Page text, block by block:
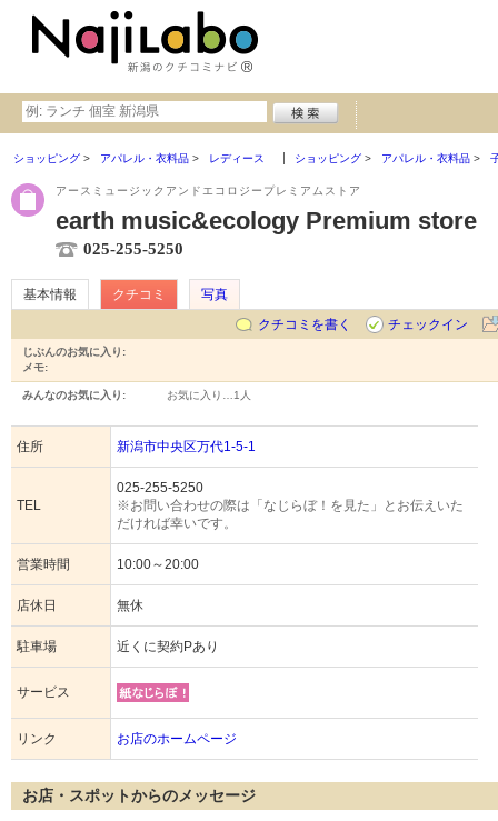
ショッピング アパレル・衣料品 レディース ショッピング アパレル・衣料品
アースミュージックアンドエコロジープレミアムストア
earth music&ecology Premium store
025-255-5250
基本情報 クチコミ
写真
クチコミを書く
チェックイン
じぶんのお気に入り:
メモ:
みんなのお気に入り: お気に入り… 1人
住所 新潟市中央区万代1-5-1
TEL
025-255-5250
※お問い合わせの際は「なじらぼ！を見た」とお伝えいた
だければ幸いです。
営業時間 10:00～20:00
店休日 無休
駐車場 近くに契約Pあり
サービス
リンク お店のホームページ
お店・スポットからのメッセージ